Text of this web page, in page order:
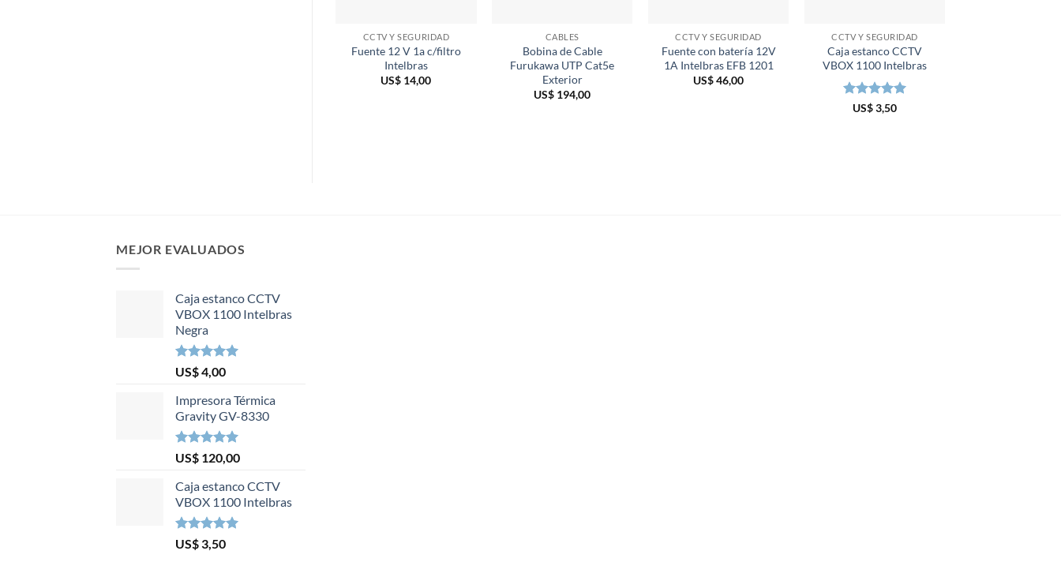
CCTV Y SEGURIDAD
Fuente 12 V 1a c/filtro
Intelbras
US$ 14,00
CABLES
Bobina de Cable
Furukawa UTP Cat5e
Exterior
US$ 194,00
CCTV Y SEGURIDAD
Fuente con batería 12V
1A Intelbras EFB 1201
US$46,00
CCTV Y SEGURIDAD
Caja estanco CCTV
VBOX 1100 Intelbras
Valorado en
US$3,50
MEJOR EVALUADOS
Caja estanco CCTV
VBOX 1100 Intelbras
Negra
Valorado en
5.00 de 5
US$4,00
Impresora Térmica
Gravity GV-8330
Valorado en
5.00 de 5
US$ 120,00
Caja estanco CCTV
VBOX 1100 Intelbras
Valorado en
5.00 de 5
US$ 3,50